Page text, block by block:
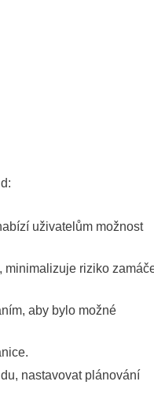
uživatelům možnost
minimalizuje riziko
aby bylo možné
nastavovat plánování